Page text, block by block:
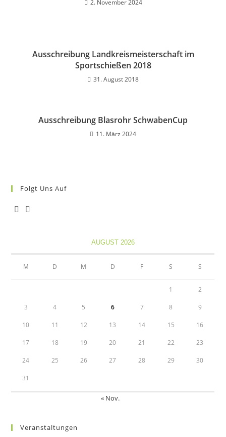
2. November 2024
Ausschreibung Landkreismeisterschaft im
Sportschießen 2018
31. August 2018
Ausschreibung Blasrohr SchwabenCup
11. März 2024
Folgt Uns Auf
AUGUST 2026
M D M D F S S
1 2
3 4 5 6 7 8 9
10 11 12 13 14 15 16
17 18 19 20 21 22 23
24 25 26 27 28 29 30
31
« Nov.
Veranstaltungen